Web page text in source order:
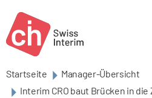
Startseite
Manager-Übersicht
Interim CRO baut Brücken in